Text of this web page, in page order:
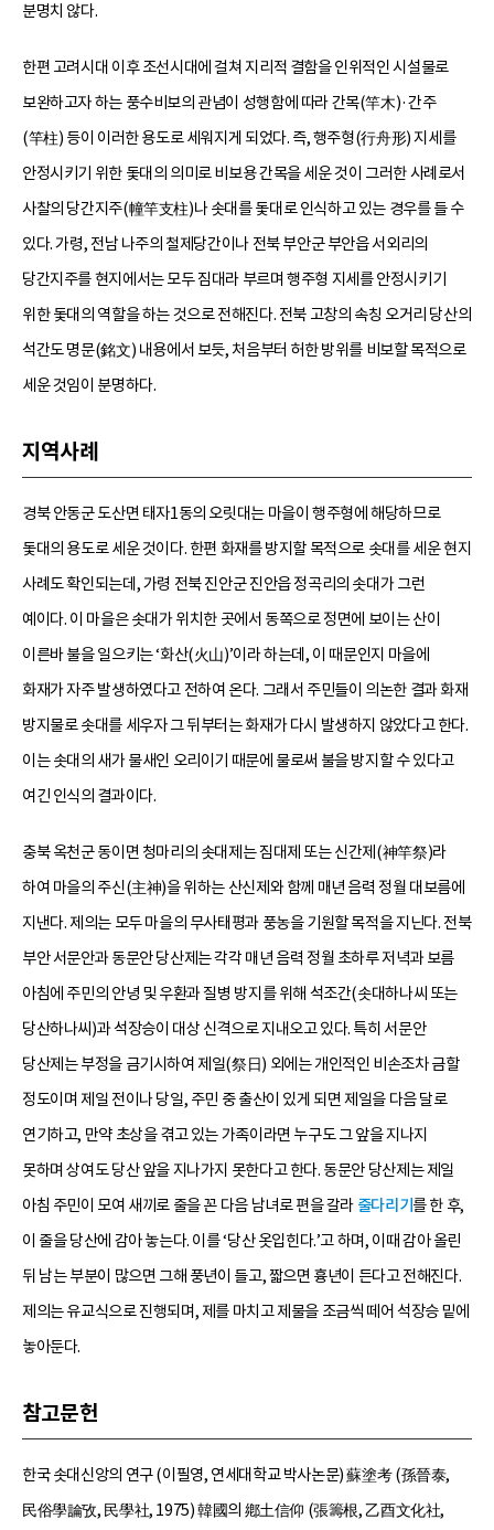
분명치 않다.
한편 고려시대 이후 조선시대에 걸쳐 지리적 결함을 인위적인 시설물로
보완하고자 하는 풍수비보의 관념이 성행함에 따라 간목(竿木)·간주
(竿柱) 등이 이러한 용도로 세워지게 되었다. 즉, 행주형(行舟形) 지세를
안정시키기 위한 돛대의 의미로 비보용 간목을 세운 것이 그러한 사례로서
사찰의 당간지주(幢竿支柱)나 솟대를 돛대로 인식하고 있는 경우를 들 수
있다. 가령, 전남 나주의 철제당간이나 전북 부안군 부안읍 서외리의
당간지주를 현지에서는 모두 짐대라 부르며 행주형 지세를 안정시키기
위한 돛대의 역할을 하는 것으로 전해진다. 전북 고창의 속칭 오거리 당산의
석간도 명문(銘文) 내용에서 보듯, 처음부터 허한 방위를 비보할 목적으로
세운 것임이 분명하다.
지역사례
경북 안동군 도산면 태자1동의 오릿대는 마을이 행주형에 해당하므로
돛대의 용도로 세운 것이다. 한편 화재를 방지할 목적으로 솟대를 세운 현지
사례도 확인되는데, 가령 전북 진안군 진안읍 정곡리의 솟대가 그런
예이다. 이 마을은 솟대가 위치한 곳에서 동쪽으로 정면에 보이는 산이
이른바 불을 일으키는 ‘화산(火山)’이라 하는데, 이 때문인지 마을에
화재가 자주 발생하였다고 전하여 온다. 그래서 주민들이 의논한 결과 화재
방지물로 솟대를 세우자 그 뒤부터는 화재가 다시 발생하지 않았다고 한다.
이는 솟대의 새가 물새인 오리이기 때문에 물로써 불을 방지할 수 있다고
여긴 인식의 결과이다.
충북 옥천군 동이면 청마리의 솟대제는 짐대제 또는 신간제(神竿祭)라
하여 마을의 주신(主神)을 위하는 산신제와 함께 매년 음력 정월 대보름에
지낸다. 제의는 모두 마을의 무사태평과 풍농을 기원할 목적을 지닌다. 전북
부안 서문안과 동문안 당산제는 각각 매년 음력 정월 초하루 저녁과 보름
아침에 주민의 안녕 및 우환과 질병 방지를 위해 석조간(솟대하나씨 또는
당산하나씨)과 석장승이 대상 신격으로 지내오고 있다. 특히 서문안
당산제는 부정을 금기시하여 제일(祭日) 외에는 개인적인 비손조차 금할
정도이며 제일 전이나 당일, 주민 중 출산이 있게 되면 제일을 다음 달로
연기하고, 만약 초상을 겪고 있는 가족이라면 누구도 그 앞을 지나지
못하며 상여도 당산 앞을 지나가지 못한다고 한다. 동문안 당산제는 제일
아침 주민이 모여 새끼로 줄을 꼰 다음 남녀로 편을 갈라 줄다리기 를 한 후,
이 줄을 당산에 감아 놓는다. 이를 ‘당산 옷입힌다.’고 하며, 이때 감아 올린
뒤 남는 부분이 많으면 그해 풍년이 들고, 짧으면 흉년이 든다고 전해진다.
제의는 유교식으로 진행되며, 제를 마치고 제물을 조금씩 떼어 석장승 밑에
놓아둔다.
참고문헌
한국 솟대신앙의 연구 (이필영, 연세대학교 박사논문) 蘇塗考 (孫晉泰,
民俗學論攷, 民學社, 1975) 韓國의 鄕土信仰 (張籌根, 乙酉文化社,